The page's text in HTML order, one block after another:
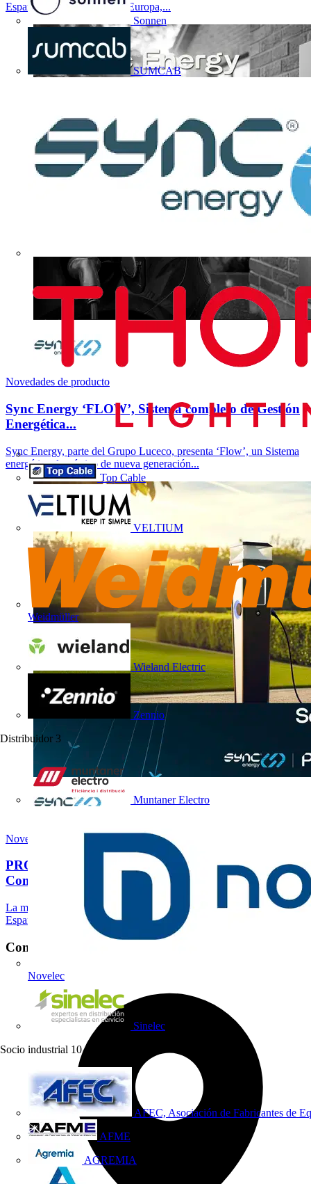
Sonnen
SUMCAB
Top Cable
VELTIUM
Weidmüller
Wieland Electric
Zennio
Distribuidor 3
Muntaner Electro
Novelec
Sinelec
Socio industrial 10
AFEC, Asociación de Fabricantes de
AFME
AGREMIA
España como en el resto de Europa,...
Novedades de producto
Sync Energy ‘FLOW’, Sistema completo de Gestión
Energética...
Sync Energy, parte del Grupo Luceco, presenta ‘Flow’, un Sistema
energético doméstico de nueva generación...
Novedades de producto
PRO CHARGER, la Nueva Generación de Recarga
Comercial AC y...
La movilidad eléctrica sigue acelerando su crecimiento tanto en
España como en el resto de Europa,...
Contacto